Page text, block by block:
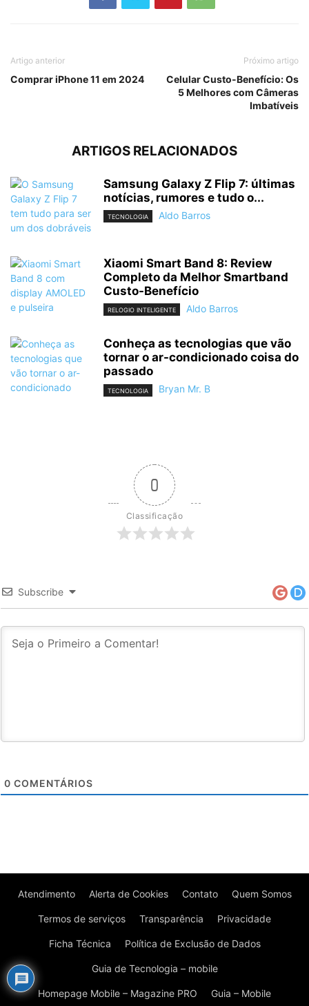
Artigo anterior
Comprar iPhone 11 em 2024
Próximo artigo
Celular Custo-Benefício: Os
5 Melhores com Câmeras
Imbatíveis
ARTIGOS RELACIONADOS
Samsung Galaxy Z Flip 7: últimas
notícias, rumores e tudo o...
TECNOLOGIA Aldo Barros
Xiaomi Smart Band 8: Review
Completo da Melhor Smartband
Custo-Benefício
RELOGIO INTELIGENTE Aldo Barros
Conheça as tecnologias que vão
tornar o ar-condicionado coisa do
passado
TECNOLOGIA Bryan Mr. B
0
Classificação
Subscribe
0 COMENTÁRIOS
Atendimento Alerta de Cookies Contato Quem Somos
Termos de serviços Transparência Privacidade
Ficha Técnica Política de Exclusão de Dados
Guia de Tecnologia – mobile
Homepage Mobile – Magazine PRO Guia – Mobile